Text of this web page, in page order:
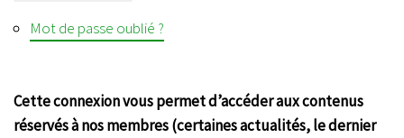
Mot de passe oublié ?
Cette connexion vous permet d’accéder aux contenus
réservés à nos membres (certaines actualités, le dernier